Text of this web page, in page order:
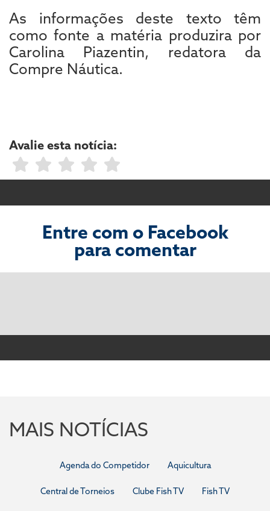
As informações deste texto têm
como fonte a matéria produzira por
Carolina Piazentin, redatora da
Compre Náutica.
Avalie esta notícia:
Entre com o Facebook
para comentar
MAIS NOTÍCIAS
Agenda do Competidor Aquicultura
Central de Torneios Clube Fish TV Fish TV